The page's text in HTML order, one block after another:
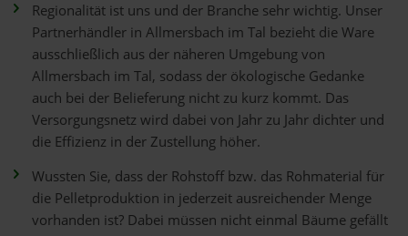
Regionalität ist uns und der Branche sehr wichtig. Unser
Partnerhändler in Allmersbach im Tal bezieht die Ware
ausschließlich aus der näheren Umgebung von
Allmersbach im Tal, sodass der ökologische Gedanke
auch bei der Belieferung nicht zu kurz kommt. Das
Versorgungsnetz wird dabei von Jahr zu Jahr dichter und
die Effizienz in der Zustellung höher.
Wussten Sie, dass der Rohstoff bzw. das Rohmaterial für
die Pelletproduktion in jederzeit ausreichender Menge
vorhanden ist? Dabei müssen nicht einmal Bäume gefällt